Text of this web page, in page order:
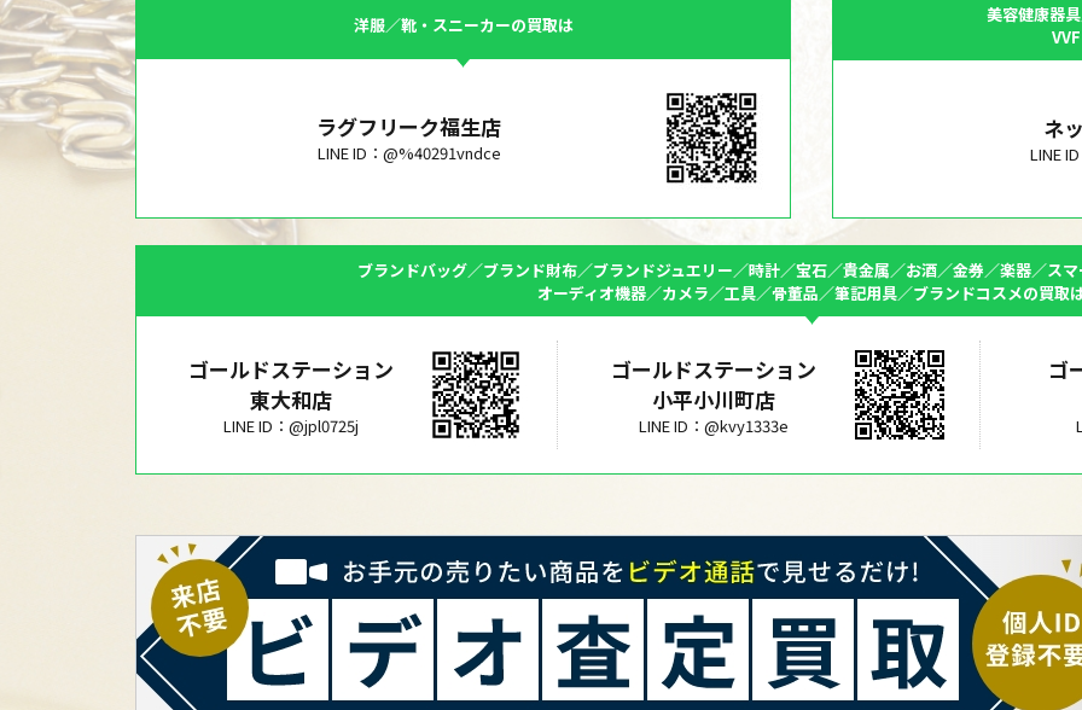
洋服／靴・スニーカーの買取は
ラグフリーク福生店
LINE ID：@%40291vndce
美容健康器
ネ
LINE
ブランドバッグ／ブランド財布／ブランドジュエリー／時計／宝石／貴金属／お酒／金券／楽器／ス
オーディオ機器／カメラ／工具／骨董品／筆記用具／ブランドコスメの買取
ゴールドステーション
東大和店
LINE ID：@jpl0725j
ゴールドステーション
小平小川町店
LINE ID：@kvy1333e
ゴ